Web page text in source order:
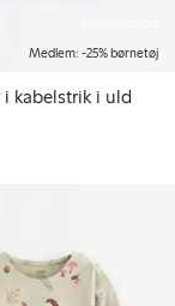
Medlem: -25% børnetøj
kabelstrik i uld
kr.